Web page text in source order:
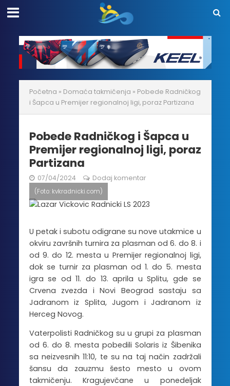
Početna » Domaća takmičenja » Pobede Radničkog
i Šapca u Premijer regionalnoj ligi, poraz Partizana
Pobede Radničkog i Šapca u
Premijer regionalnoj ligi, poraz
Partizana
07/04/2024 Dodaj komentar
(Foto: kvkradnicki.com)
U petak i subotu odigrane su nove utakmice u
okviru završnih turnira za plasman od 6. do 8. i
od 9. do 12. mesta u Premijer regionalnoj ligi,
dok se turnir za plasman od 1. do 5. mesta
igra se od 11. do 13. aprila u Splitu, gde se
Crvena zvezda i Novi Beograd sastaju sa
Jadranom iz Splita, Jugom i Jadranom iz
Herceg Novog.
Vaterpolisti Radničkog su u grupi za plasman
od 6. do 8. mesta pobedili Solaris iz Šibenika
sa neizvesnih 11:10, te su na taj način zadržali
šansu da zauzmu šesto mesto u ovom
takmičenju. Kragujevčane u ponedeljak